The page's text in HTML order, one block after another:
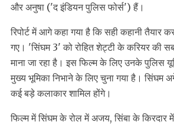
और अनुषा ('द इंडियन पुलिस फोर्स') हैं।
रिपोर्ट में आगे कहा गया है कि सही कहानी तैयार
गए। 'सिंघम 3' को रोहित शेट्टी के करियर की
माना जा रहा है। इस फिल्म के लिए उनके पुलिस
मुख्य भूमिका निभाने के लिए चुना गया है। सिंघम
कई बड़े कलाकार शामिल होंगे।
फिल्म में सिंघम के रोल में अजय, सिंबा के किरदार